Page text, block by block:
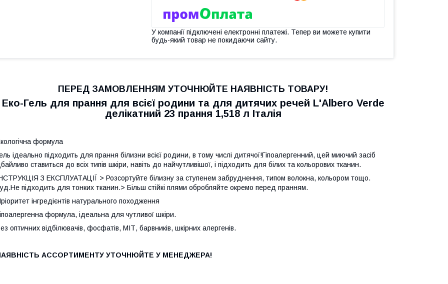
У компанії підключені електронні платежі. Тепер ви можете купити
будь-який товар не покидаючи сайту.
ПЕРЕД ЗАМОВЛЕННЯМ УТОЧНЮЙТЕ НАЯВНІСТЬ ТОВАРУ!
Еко-Гель для прання для всієї родини та для дитячих речей L'Albero Verde
делікатний 23 прання 1,518 л Італія
формула
ідеально підходить для прання білизни всієї родини, в тому числі дитячої!Гіпоалергенний, цей миючий засіб
ставиться до всіх типів шкіри, навіть до найчутливішої, і підходить для білих та кольорових тканин.
З ЕКСПЛУАТАЦІЇ > Розсортуйте білизну за ступенем забруднення, типом волокна, кольором тощо.
підходить для тонких тканин.> Більш стійкі плями обробляйте окремо перед пранням.
інгредієнтів натурального походження
формула, ідеальна для чутливої ​​шкіри.
оптичних відбілювачів, фосфатів, МІТ, барвників, шкірних алергенів.
АССОРТИМЕНТУ УТОЧНЮЙТЕ У МЕНЕДЖЕРА!